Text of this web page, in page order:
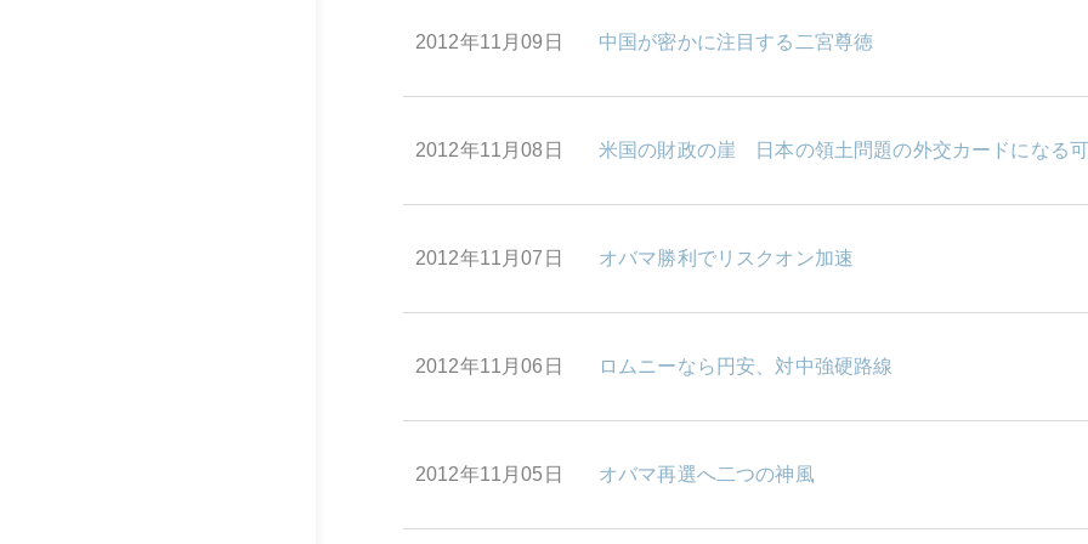
2012年11月09日 中国が密かに注目する二宮尊徳
2012年11月08日 米国の財政の崖 日本の領土問題の外交カードになる
2012年11月07日 オバマ勝利でリスクオン加速
2012年11月06日 ロムニーなら円安、対中強硬路線
2012年11月05日 オバマ再選へ二つの神風